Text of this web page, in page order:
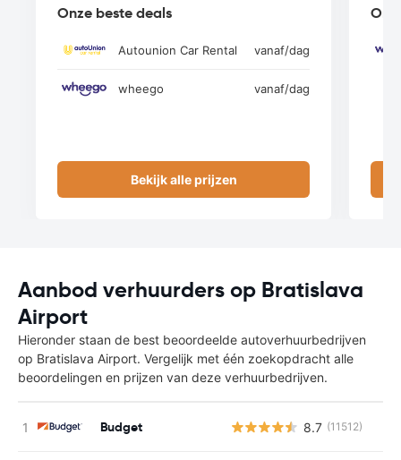
Onze beste deals
Autounion Car Rental vanaf/dag
wheego vanaf/dag
Bekijk alle prijzen
Aanbod verhuurders op Bratislava
Airport
Hieronder staan de best beoordeelde autoverhuurbedrijven
op Bratislava Airport. Vergelijk met één zoekopdracht alle
beoordelingen en prijzen van deze verhuurbedrijven.
Budget 8.7 (11512)